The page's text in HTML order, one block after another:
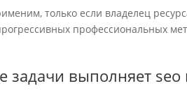
только если владелец
профессиональных
задачи выполняет seo